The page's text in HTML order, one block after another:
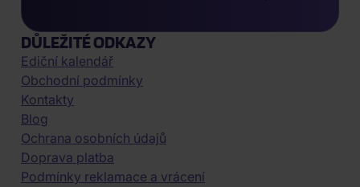
DŮLEŽITÉ ODKAZY
Ediční kalendář
Obchodní podmínky
Kontakty
Blog
Ochrana osobních údajů
Doprava platba
Podmínky reklamace a vrácení